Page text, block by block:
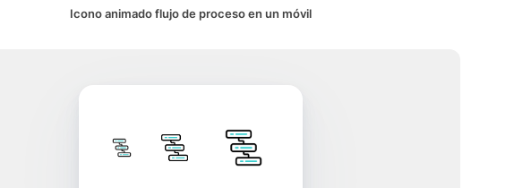
Icono animado flujo de proceso en un móvil